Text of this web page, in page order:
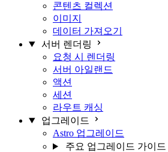
콘텐츠 컬렉션
이미지
데이터 가져오기
서버 렌더링
요청 시 렌더링
서버 아일랜드
액션
세션
라우트 캐싱
업그레이드
Astro 업그레이드
주요 업그레이드 가이드